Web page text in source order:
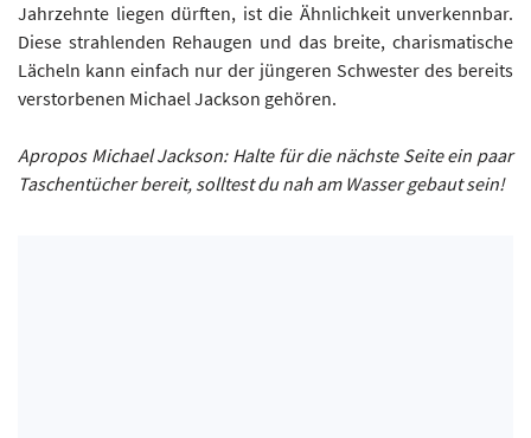
Jahrzehnte liegen dürften, ist die Ähnlichkeit unverkennbar.
Diese strahlenden Rehaugen und das breite, charismatische
Lächeln kann einfach nur der jüngeren Schwester des bereits
verstorbenen Michael Jackson gehören.
Apropos Michael Jackson: Halte für die nächste Seite ein paar
Taschentücher bereit, solltest du nah am Wasser gebaut sein!